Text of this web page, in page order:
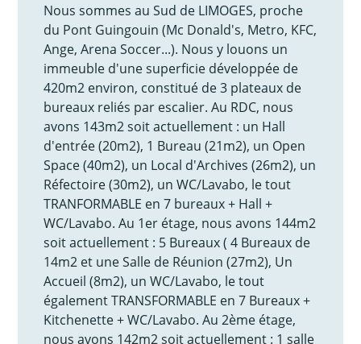
Nous sommes au Sud de LIMOGES, proche
du Pont Guingouin (Mc Donald's, Metro, KFC,
Ange, Arena Soccer...). Nous y louons un
immeuble d'une superficie développée de
420m2 environ, constitué de 3 plateaux de
bureaux reliés par escalier. Au RDC, nous
avons 143m2 soit actuellement : un Hall
d'entrée (20m2), 1 Bureau (21m2), un Open
Space (40m2), un Local d'Archives (26m2), un
Réfectoire (30m2), un WC/Lavabo, le tout
TRANFORMABLE en 7 bureaux + Hall +
WC/Lavabo. Au 1er étage, nous avons 144m2
soit actuellement : 5 Bureaux ( 4 Bureaux de
14m2 et une Salle de Réunion (27m2), Un
Accueil (8m2), un WC/Lavabo, le tout
également TRANSFORMABLE en 7 Bureaux +
Kitchenette + WC/Lavabo. Au 2ème étage,
nous avons 142m2 soit actuellement : 1 salle